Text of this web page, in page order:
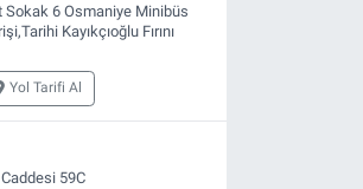
6 Osmaniye Minibüs
Kayıkçıoğlu Fırını
Yol Tarifi Al
59C